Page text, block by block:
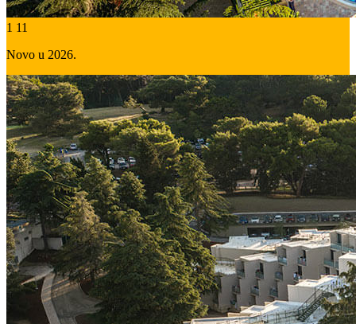
1 11
Novo u 2026.